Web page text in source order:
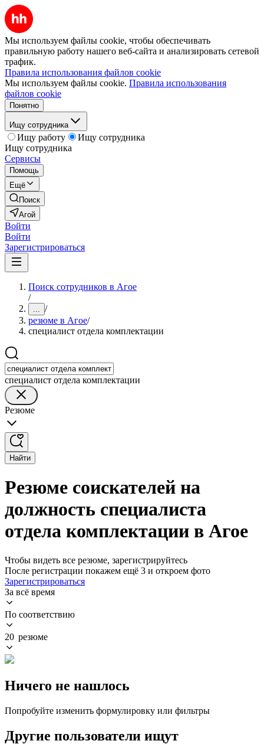
Мы используем файлы cookie, чтобы обеспечивать
правильную работу нашего веб-сайта и анализировать сетевой
трафик.
Правила использования файлов cookie
Мы используем файлы cookie. Правила использования
файлов cookie
Понятно
Ищу сотрудника
Ищу работу
Ищу сотрудника
Ищу сотрудника
Сервисы
Помощь
Ещё
Поиск
Агой
Войти
Войти
Зарегистрироваться
Поиск сотрудников в Агое
/
... /
резюме в Агое/
специалист отдела комплектации
специалист отдела комплектации
Резюме
Найти
Резюме соискателей на
должность специалиста
отдела комплектации в Агое
Чтобы видеть все резюме, зарегистрируйтесь
После регистрации покажем ещё 3 и откроем фото
Зарегистрироваться
За всё время
По соответствию
20 резюме
Ничего не нашлось
Попробуйте изменить формулировку или фильтры
Другие пользователи ищут